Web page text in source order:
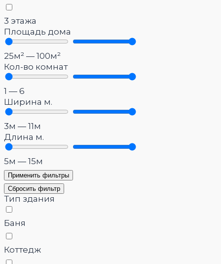
3 этажа
Площадь дома
25м² — 100м²
Кол-во комнат
1 — 6
Ширина м.
3м — 11м
Длина м.
5м — 15м
Применить фильтры
Сбросить фильтр
Тип здания
Баня
Коттедж